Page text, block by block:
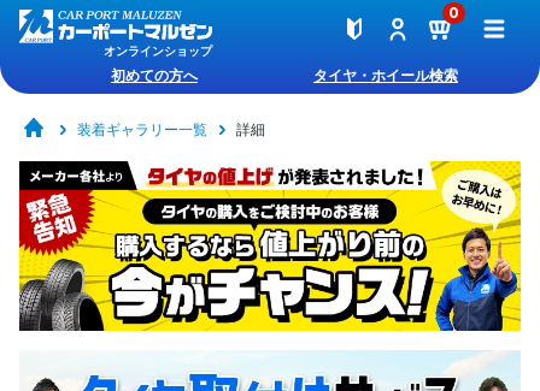
オンラインショップ
0
初めての方へ タイヤ・ホイール検索
装着ギャラリー一覧 詳細